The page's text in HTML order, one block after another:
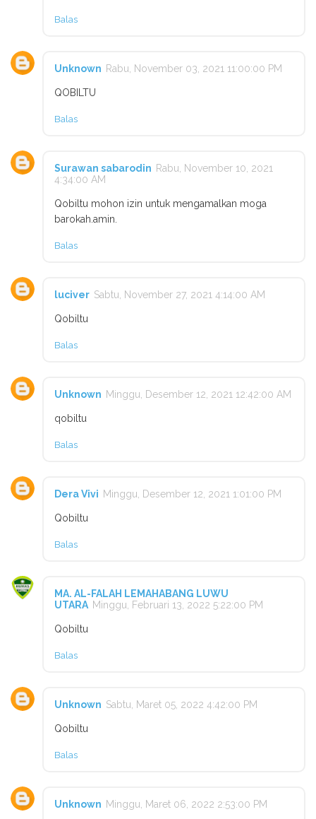
Balas
Unknown Rabu, November 03, 2021 11:00:00 PM
QOBILTU
Balas
Surawan sabarodin Rabu, November 10, 2021
4:34:00 AM
Qobiltu mohon izin untuk mengamalkan moga
barokah.amin.
Balas
luciver Sabtu, November 27, 2021 4:14:00 AM
Qobiltu
Balas
Unknown Minggu, Desember 12, 2021 12:42:00 AM
qobiltu
Balas
Dera Vivi Minggu, Desember 12, 2021 1:01:00 PM
Qobiltu
Balas
MA. AL-FALAH LEMAHABANG LUWU
UTARA Minggu, Februari 13, 2022 5:22:00 PM
Qobiltu
Balas
Unknown Sabtu, Maret 05, 2022 4:42:00 PM
Qobiltu
Balas
Unknown Minggu, Maret 06, 2022 2:53:00 PM